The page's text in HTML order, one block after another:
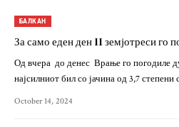
БАЛКАН
За само еден ден 11 земјотреси го
Од вчера до денес Врање го погодиле
најсилниот бил со јачина од 3,7
October 14, 2024